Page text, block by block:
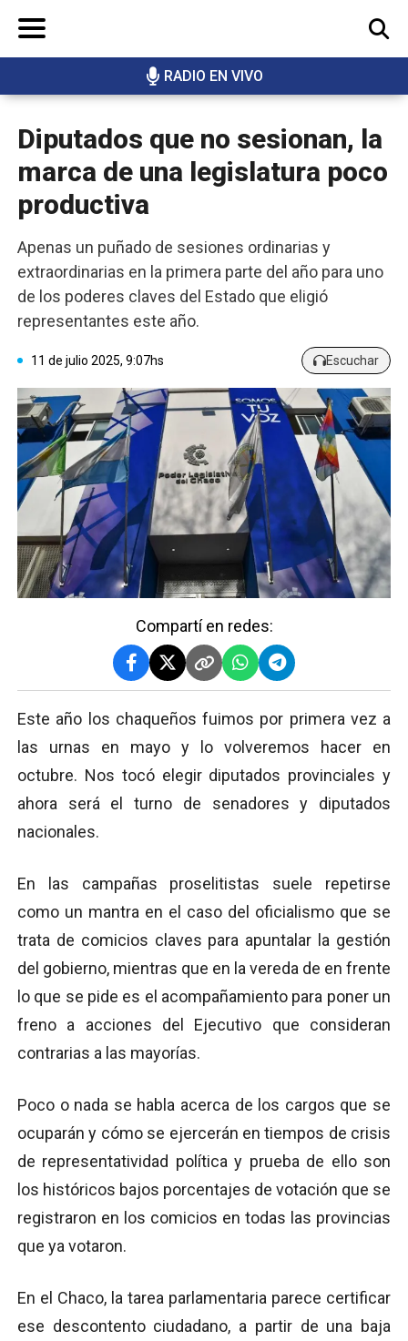
RADIO EN VIVO
BUSCAR
Diputados que no sesionan, la
marca de una legislatura poco
productiva
Apenas un puñado de sesiones ordinarias y
extraordinarias en la primera parte del año para uno
de los poderes claves del Estado que eligió
representantes este año.
11 de julio 2025, 9:07hs Escuchar
Compartí en redes:
Este año los chaqueños fuimos por primera vez a
las urnas en mayo y lo volveremos hacer en
octubre. Nos tocó elegir diputados provinciales y
ahora será el turno de senadores y diputados
nacionales.
En las campañas proselitistas suele repetirse
como un mantra en el caso del oficialismo que se
trata de comicios claves para apuntalar la gestión
del gobierno, mientras que en la vereda de en frente
lo que se pide es el acompañamiento para poner un
freno a acciones del Ejecutivo que consideran
contrarias a las mayorías.
Poco o nada se habla acerca de los cargos que se
ocuparán y cómo se ejercerán en tiempos de crisis
de representatividad política y prueba de ello son
los históricos bajos porcentajes de votación que se
registraron en los comicios en todas las provincias
que ya votaron.
En el Chaco, la tarea parlamentaria parece certificar
ese descontento ciudadano, a partir de una baja